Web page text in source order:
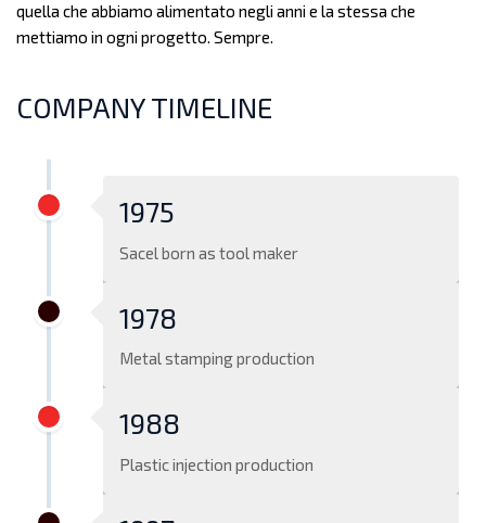
quella che abbiamo alimentato negli anni e la stessa che
mettiamo in ogni progetto. Sempre.
COMPANY TIMELINE
1975
Sacel born as tool maker
1978
Metal stamping production
1988
Plastic injection production